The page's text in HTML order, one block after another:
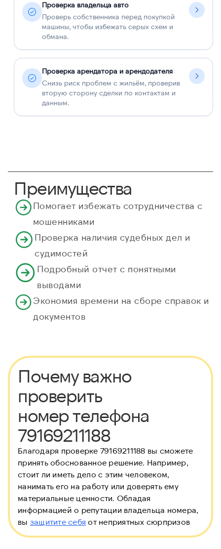
Проверка владельца авто
Проверь собственника перед покупкой
машины, чтобы избежать серых схем и
обмана.
Проверка арендатора и арендодателя
Снизь риск проблем с жильём, проверив
вторую сторону сделки по контактам и
данным.
Преимущества
Помогает избежать сотрудничества с
мошенниками
Проверка наличия судебных дел и
судимостей
Подробный отчет с понятными
выводами
Экономия времени на сборе справок и
документов
Почему важно
проверить
номер телефона
79169211188
Благодаря проверке 79169211188 вы сможете
принять обоснованное решение. Например,
стоит ли иметь дело с этим человеком,
нанимать его на работу или доверять ему
материальные ценности. Обладая
информацией о репутации владельца номера,
вы защитите себя от неприятных сюрпризов